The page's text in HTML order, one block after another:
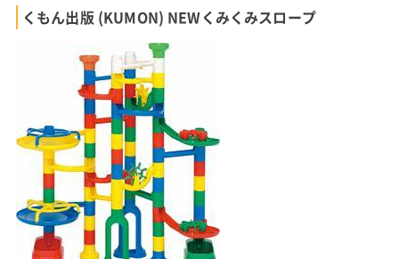
くもん出版 (KUMON) NEWくみくみスロープ